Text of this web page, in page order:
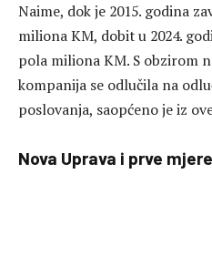
Naime, dok je 2015. godina
miliona KM, dobit u 2024.
pola miliona KM. S obzirom
kompanija se odlučila na
poslovanja, saopćeno je iz
Nova Uprava i prve mjere